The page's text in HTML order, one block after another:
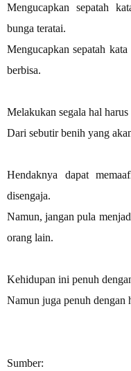
Mengucapkan sepatah
bunga teratai.
Mengucapkan sepatah
berbisa.
Melakukan segala hal
Dari sebutir benih yang
Hendaknya dapat
disengaja.
Namun, jangan pula
orang lain.
Kehidupan ini penuh
Namun juga penuh dengan
Sumber: